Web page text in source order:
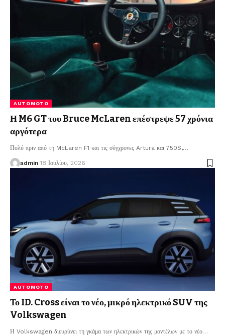
AUTOMOTO
Η M6 GT του Bruce McLaren επέστρεψε 57 χρόνια
αργότερα
Πολύ πριν από τη McLaren F1 και τις σύγχρονες Artura και 750S,…
admin 18 Ιουλίου, 2026
AUTOMOTO
Το ID. Cross είναι το νέο, μικρό ηλεκτρικό SUV της
Volkswagen
Η Volkswagen διευρύνει τη γκάμα των ηλεκτρικών της μοντέλων με το νέο…